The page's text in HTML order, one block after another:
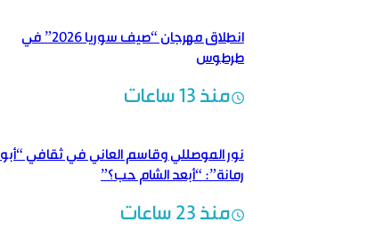
انطلاق مهرجان “صيف سوريا 2026” في
طرطوس
منذ 13 ساعات
نور الموصللي وقاسم العاني في ثقافي “أبو
رمانة”: “أبعد الشام حب؟”
منذ 23 ساعات